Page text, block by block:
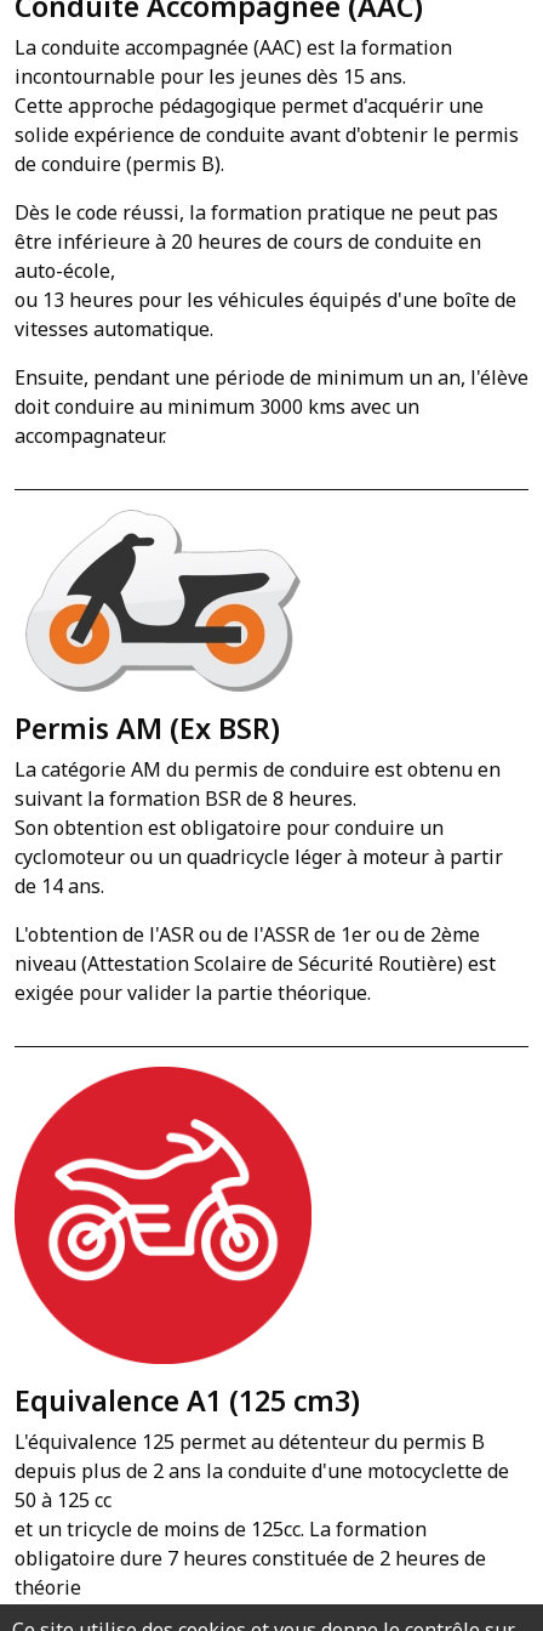
La conduite accompagnée (AAC) est la formation
incontournable pour les jeunes dès 15 ans.
Cette approche pédagogique permet d'acquérir une
solide expérience de conduite avant d'obtenir le permis
de conduire (permis B).
Dès le code réussi, la formation pratique ne peut pas
être inférieure à 20 heures de cours de conduite en
auto-école,
ou 13 heures pour les véhicules équipés d'une boîte de
vitesses automatique.
Ensuite, pendant une période de minimum un an, l'élève
doit conduire au minimum 3000 kms avec un
accompagnateur.
Permis AM (Ex BSR)
La catégorie AM du permis de conduire est obtenu en
suivant la formation BSR de 8 heures.
Son obtention est obligatoire pour conduire un
cyclomoteur ou un quadricycle léger à moteur à partir
de 14 ans.
L'obtention de l'ASR ou de l'ASSR de 1er ou de 2ème
niveau (Attestation Scolaire de Sécurité Routière) est
exigée pour valider la partie théorique.
Equivalence A1 (125 cm3)
L'équivalence 125 permet au détenteur du permis B
depuis plus de 2 ans la conduite d'une motocyclette de
50 à 125 cc
et un tricycle de moins de 125cc. La formation
obligatoire dure 7 heures constituée de 2 heures de
théorie
et 2 heures de conduite en plateau et 3 heures en